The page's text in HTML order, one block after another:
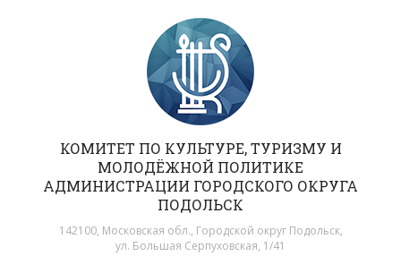
КОМИТЕТ ПО КУЛЬТУРЕ, ТУРИЗМУ И
МОЛОДЁЖНОЙ ПОЛИТИКЕ
АДМИНИСТРАЦИИ ГОРОДСКОГО ОКРУГА
ПОДОЛЬСК
142100, Московская обл., Городской округ Подольск,
ул. Большая Серпуховская, 1/41